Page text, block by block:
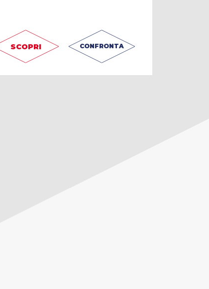
SCOPRI CONFRONTA